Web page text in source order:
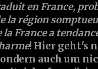
en France,
la région
la France a
! Hier geht's
auch um